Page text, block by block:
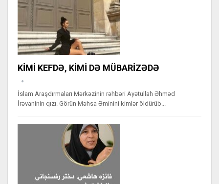
KİMİ KEFDƏ, KİMİ DƏ MÜBARİZƏDƏ
İslam Araşdırmaları Mərkəzinin rəhbəri Ayətullah Əhməd
İrəvaninin qızı. Görün Məhsa Əminini kimlər öldürüb...